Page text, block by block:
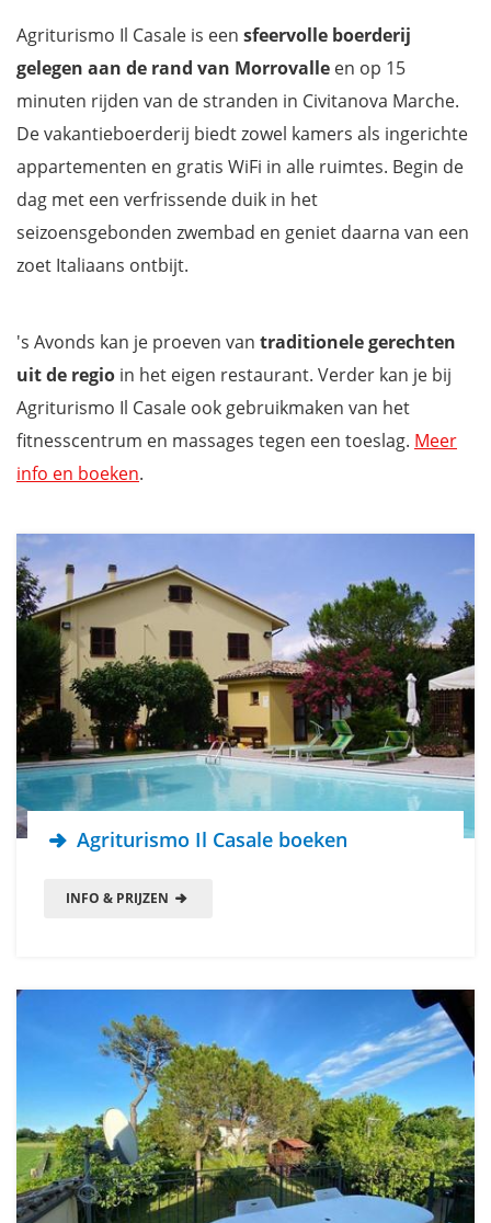
Agriturismo Il Casale is een sfeervolle boerderij
gelegen aan de rand van Morrovalle en op 15
minuten rijden van de stranden in Civitanova Marche.
De vakantieboerderij biedt zowel kamers als ingerichte
appartementen en gratis WiFi in alle ruimtes. Begin de
dag met een verfrissende duik in het
seizoensgebonden zwembad en geniet daarna van een
zoet Italiaans ontbijt.
's Avonds kan je proeven van traditionele gerechten
uit de regio in het eigen restaurant. Verder kan je bij
Agriturismo Il Casale ook gebruikmaken van het
fitnesscentrum en massages tegen een toeslag. Meer
info en boeken.
Agriturismo Il Casale boeken
INFO & PRIJZEN